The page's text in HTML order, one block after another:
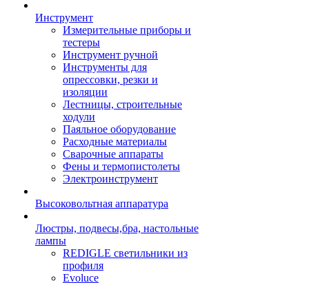
Инструмент
Измерительные приборы и
тестеры
Инструмент ручной
Инструменты для
опрессовки, резки и
изоляции
Лестницы, строительные
ходули
Паяльное оборудование
Расходные материалы
Сварочные аппараты
Фены и термопистолеты
Электроинструмент
Высоковольтная аппаратура
Люстры, подвесы,бра, настольные
лампы
REDIGLE светильники из
профиля
Evoluce